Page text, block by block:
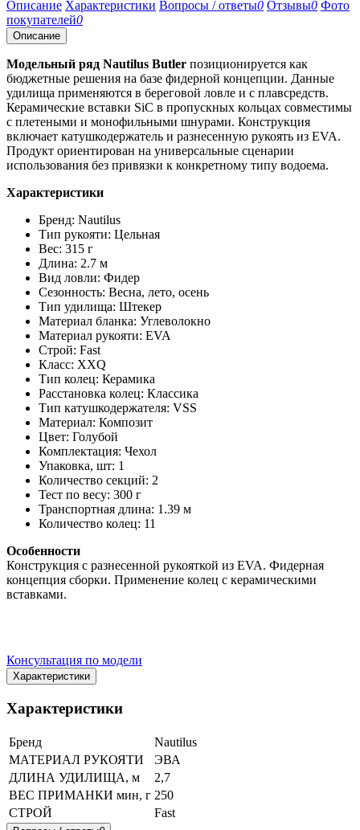
Описание Характеристики Вопросы / ответы0 Отзывы0 Фото
покупателей0
Описание
Модельный ряд Nautilus Butler позиционируется как
бюджетные решения на базе фидерной концепции. Данные
удилища применяются в береговой ловле и с плавсредств.
Керамические вставки SiC в пропускных кольцах совместимы
с плетеными и монофильными шнурами. Конструкция
включает катушкодержатель и разнесенную рукоять из EVA.
Продукт ориентирован на универсальные сценарии
использования без привязки к конкретному типу водоема.
Характеристики
Бренд: Nautilus
Тип рукояти: Цельная
Вес: 315 г
Длина: 2.7 м
Вид ловли: Фидер
Сезонность: Весна, лето, осень
Тип удилища: Штекер
Материал бланка: Углеволокно
Материал рукояти: EVA
Строй: Fast
Класс: XXQ
Тип колец: Керамика
Расстановка колец: Классика
Тип катушкодержателя: VSS
Материал: Композит
Цвет: Голубой
Комплектация: Чехол
Упаковка, шт: 1
Количество секций: 2
Тест по весу: 300 г
Транспортная длина: 1.39 м
Количество колец: 11
Особенности
Конструкция с разнесенной рукояткой из EVA. Фидерная
концепция сборки. Применение колец с керамическими
вставками.
Консультация по модели
Характеристики
Характеристики
Бренд
Nautilus
МАТЕРИАЛ РУКОЯТИ
ЭВА
ДЛИНА УДИЛИЩА, м
2,7
ВЕС ПРИМАНКИ мин, г 250
СТРОЙ
Fast